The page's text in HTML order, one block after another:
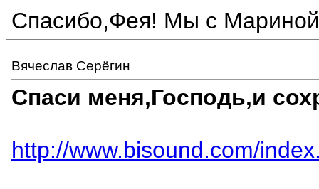
Спасибо,Фея! Мы с Мариной
Вячеслав Серёгин
Спаси меня,Господь,и
http://www.bisound.com/